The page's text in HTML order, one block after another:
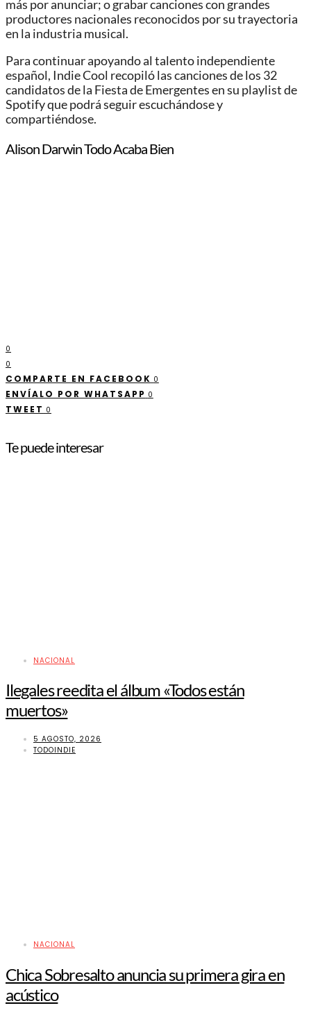
más por anunciar; o grabar canciones con grandes
productores nacionales reconocidos por su trayectoria
en la industria musical.
Para continuar apoyando al talento independiente
español, Indie Cool recopiló las canciones de los 32
candidatos de la Fiesta de Emergentes en su playlist de
Spotify que podrá seguir escuchándose y
compartiéndose.
Alison Darwin Todo Acaba Bien
0
0
COMPARTE EN FACEBOOK 0
ENVÍALO POR WHATSAPP 0
TWEET 0
Te puede interesar
NACIONAL
Ilegales reedita el álbum «Todos están
muertos»
5 AGOSTO, 2026
TODOINDIE
NACIONAL
Chica Sobresalto anuncia su primera gira en
acústico